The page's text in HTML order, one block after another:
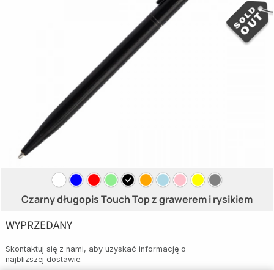
Czarny długopis Touch Top z grawerem i rysikiem
WYPRZEDANY
Skontaktuj się z nami, aby uzyskać informację o
najbliższej dostawie.